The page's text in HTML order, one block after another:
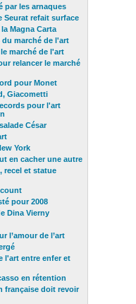
par les arnaques
Seurat refait surface
Magna Carta
du marché de l'art
marché de l'art
relancer le marché
pour Monet
Giacometti
pour l'art
César
York
en cacher une autre
recel et statue
pour 2008
Dina Vierny
l’amour de l’art
l'art entre enfer et
en rétention
française doit revoir